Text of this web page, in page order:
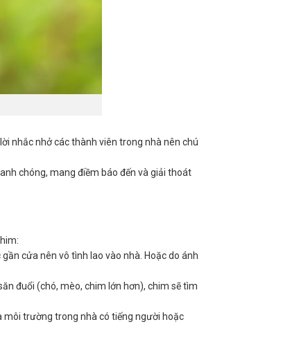
nhắc nhở các thành viên trong nhà nên chú
chóng, mang điềm báo đến và giải thoát
cửa nên vô tình lao vào nhà. Hoặc do ánh
đuổi (chó, mèo, chim lớn hơn), chim sẽ tìm
môi trường trong nhà có tiếng người hoặc